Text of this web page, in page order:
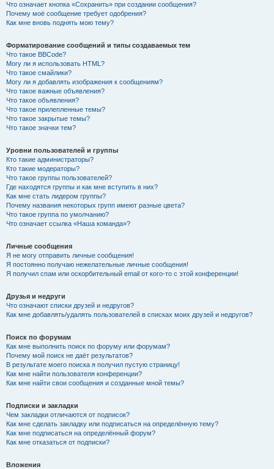
Что означает кнопка «Сохранить» при создании сообщения?
Почему моё сообщение требует одобрения?
Как мне вновь поднять мою тему?
Форматирование сообщений и типы создаваемых тем
Что такое BBCode?
Могу ли я использовать HTML?
Что такое смайлики?
Могу ли я добавлять изображения к сообщениям?
Что такое важные объявления?
Что такое объявления?
Что такое прилепленные темы?
Что такое закрытые темы?
Что такое значки тем?
Уровни пользователей и группы
Кто такие администраторы?
Кто такие модераторы?
Что такое группы пользователей?
Где находятся группы и как мне вступить в них?
Как мне стать лидером группы?
Почему названия некоторых групп имеют разные цвета?
Что такое группа по умолчанию?
Что означает ссылка «Наша команда»?
Личные сообщения
Я не могу отправить личные сообщения!
Я постоянно получаю нежелательные личные сообщения!
Я получил спам или оскорбительный email от кого-то с этой конференции!
Друзья и недруги
Что означают списки друзей и недругов?
Как мне добавлять/удалять пользователей в списках моих друзей и недругов?
Поиск по форумам
Как мне выполнить поиск по форуму или форумам?
Почему мой поиск не даёт результатов?
В результате моего поиска я получил пустую страницу!
Как мне найти пользователя конференции?
Как мне найти свои сообщения и созданные мной темы?
Подписки и закладки
Чем закладки отличаются от подписок?
Как мне сделать закладку или подписаться на определённую тему?
Как мне подписаться на определённый форум?
Как мне отказаться от подписки?
Вложения